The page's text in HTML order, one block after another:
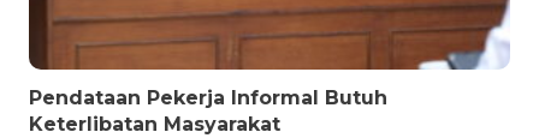
Pendataan Pekerja Informal Butuh
Keterlibatan Masyarakat